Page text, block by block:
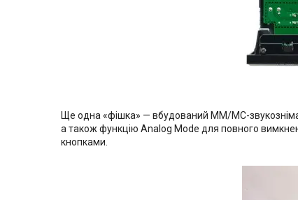
Ще одна «фішка» — вбудований MM/MC-
а також функцію Analog Mode для повного
кнопками.